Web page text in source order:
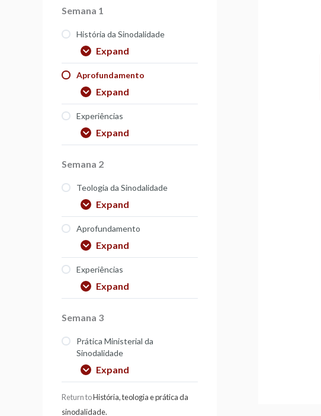
Semana 1
História da Sinodalidade
Expand
Aprofundamento
Expand
Experiências
Expand
Semana 2
Teologia da Sinodalidade
Expand
Aprofundamento
Expand
Experiências
Expand
Semana 3
Prática Ministerial da
Sinodalidade
Expand
Return toHistória, teologia e prática da
sinodalidade.